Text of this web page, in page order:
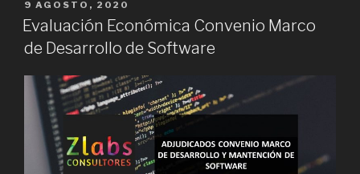
PUBLICADO
EN
9 AGOSTO, 2020
Evaluación Económica Convenio Marco
de Desarrollo de Software